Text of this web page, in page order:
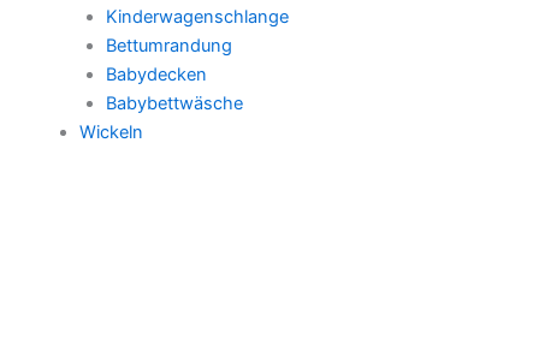
Kinderwagenschlange
Bettumrandung
Babydecken
Babybettwäsche
Wickeln